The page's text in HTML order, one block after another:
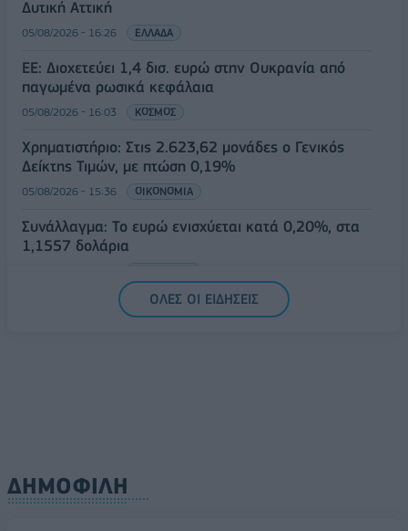
Δυτική Αττική
05/08/2026 - 16:26 ΕΛΛΑΔΑ
ΕΕ: Διοχετεύει 1,4 δισ. ευρώ στην Ουκρανία από
παγωμένα ρωσικά κεφάλαια
05/08/2026 - 16:03 ΚΟΣΜΟΣ
Χρηματιστήριο: Στις 2.623,62 μονάδες ο Γενικός
Δείκτης Τιμών, με πτώση 0,19%
05/08/2026 - 15:36 ΟΙΚΟΝΟΜΙΑ
Συνάλλαγμα: Το ευρώ ενισχύεται κατά 0,20%, στα
1,1557 δολάρια
ΟΛΕΣ ΟΙ ΕΙΔΗΣΕΙΣ
ΔΗΜΟΦΙΛΗ